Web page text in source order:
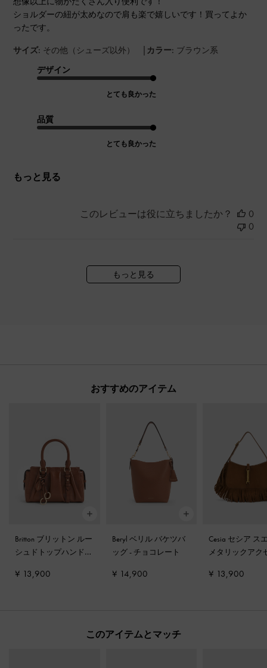
ショルダーの紐が太めなので肩も楽で嬉しいです！買ってよか
ったです。
サイズ: その他（シューズ以外） | カラー: ブラウン系
デザイン
とても良かった
品質
とても良かった
もっと見る
このレビューは役に立ちましたか？
0
0
もっと見る
おすすめのアイテム
Britton ブリットン ルー
シュドトップハンドル
レート
¥ 13,900
Beryl ベリル バケツバ
ッグ- チョコレート
¥ 14,900
Cesia セシア ス
メタリックアク
ッグ-シエナブ
¥ 13,900
このアイテムとマッチ